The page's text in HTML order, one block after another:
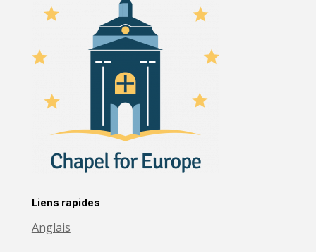
Liens rapides
Anglais